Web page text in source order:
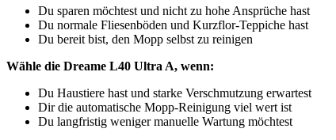
Du sparen möchtest und nicht zu hohe Ansprüche hast
Du normale Fliesenböden und Kurzflor-Teppiche hast
Du bereit bist, den Mopp selbst zu reinigen
Wähle die Dreame L40 Ultra A, wenn:
Du Haustiere hast und starke Verschmutzung erwartest
Dir die automatische Mopp-Reinigung viel wert ist
Du langfristig weniger manuelle Wartung möchtest